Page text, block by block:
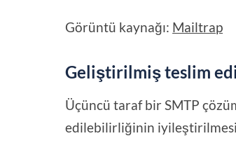
Görüntü kaynağı: Mailtrap
Geliştirilmiş teslim
Üçüncü taraf bir SMTP
edilebilirliğinin